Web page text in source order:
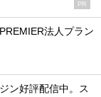
PR
法人プラン
ン好評配信中。ス